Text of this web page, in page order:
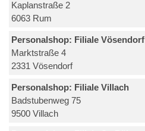
Kaplanstraße 2
6063 Rum
Personalshop: Filiale Vösendorf
Marktstraße 4
2331 Vösendorf
Personalshop: Filiale Villach
Badstubenweg 75
9500 Villach